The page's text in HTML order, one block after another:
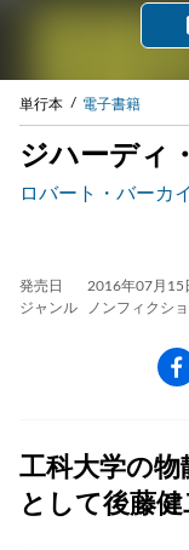
単行本 電子書籍
ジハーディ
ロバート・バーカ
発売日
2016年07月15
ジャンル
ノンフィクシ
工科大学の
として後藤